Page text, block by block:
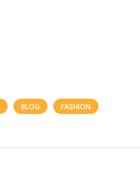
BLOG FASHION